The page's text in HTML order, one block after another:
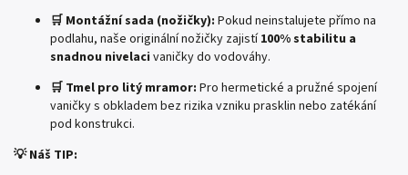
🛒 Montážní sada (nožičky): Pokud neinstalujete přímo na
podlahu, naše originální nožičky zajistí100% stabilitu a
snadnou nivelaci vaničky do vodováhy.
🛒 Tmel pro litý mramor: Pro hermetické a pružné spojení
vaničky s obkladem bez rizika vzniku prasklin nebo zatékání
pod konstrukci.
💡 Náš TIP: